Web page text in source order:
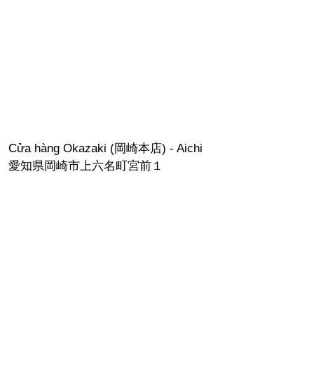
Cửa hàng Okazaki (岡崎本店) - Aichi
愛知県岡崎市上六名町宮前１